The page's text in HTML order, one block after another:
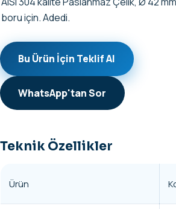
boru için. Adedi.
Bu Ürün İçin Teklif Al
WhatsApp'tan Sor
Teknik Özellikler
Ürün